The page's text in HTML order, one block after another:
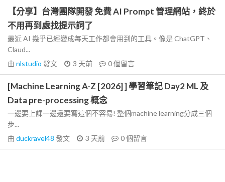
【分享】台灣團隊開發 免費 AI Prompt 管理網站，終於
不用再到處找提示詞了
最近 AI 幾乎已經變成每天工作都會用到的工具。像是 ChatGPT、
Claud...
由 nlstudio 發文 3 天前 0個留言
[Machine Learning A-Z [2026] ] 學習筆記 Day2 ML 及
Data pre-processing 概念
一邊要上課一邊還要寫這個不容易! 整個machine learning分成三個
步...
由 duckravel48 發文 3 天前 0個留言